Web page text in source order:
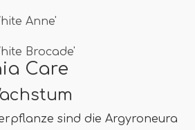
Anne'
Brocade'
Care
sind die Argyroneura